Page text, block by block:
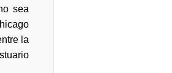
sea
la